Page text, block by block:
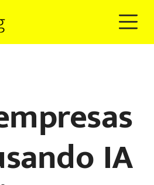
IA